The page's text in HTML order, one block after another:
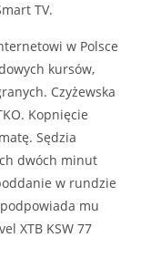
TV.
w Polsce
kursów,
Czyżewska
Kopnięcie
Sędzia
dwóch minut
w rundzie
mu
XTB KSW 77